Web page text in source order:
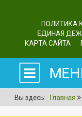
ПОЛИТИКА
ЕДИНАЯ
КАРТА САЙТА
Вы здесь: Главная